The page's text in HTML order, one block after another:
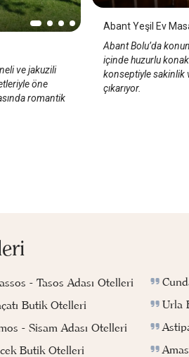
ve jakuzili
öne
romantik
Abant Yeşil Ev
Abant Bolu’da
içinde huzurlu
konseptiyle sakinlik
çıkarıyor.
- Tasos Adası Otelleri
Butik Otelleri
- Sisam Adası Otelleri
Butik Otelleri
Urla